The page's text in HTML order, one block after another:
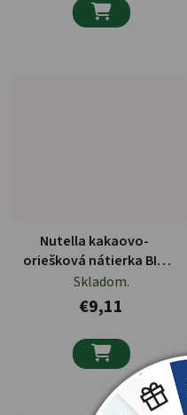

Nutella kakaovo-
oriešková nátierka BIO
350g
Skladom.
€9,11
